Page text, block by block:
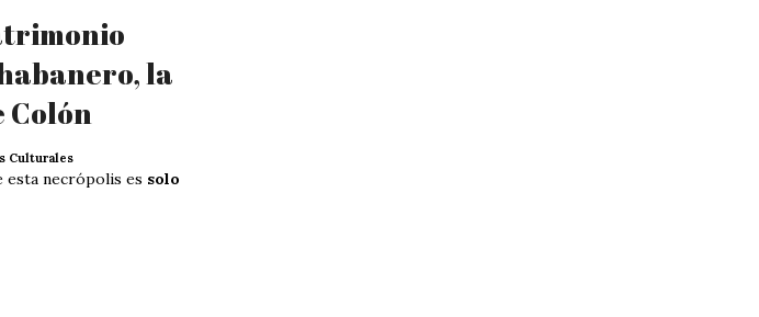
la
Colón
Culturales
esta necrópolis es solo